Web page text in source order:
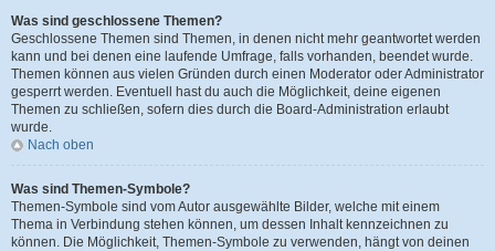
Was sind geschlossene Themen?
Geschlossene Themen sind Themen, in denen nicht mehr geantwortet werden
kann und bei denen eine laufende Umfrage, falls vorhanden, beendet wurde.
Themen können aus vielen Gründen durch einen Moderator oder Administrator
gesperrt werden. Eventuell hast du auch die Möglichkeit, deine eigenen
Themen zu schließen, sofern dies durch die Board-Administration erlaubt
wurde.
Nach oben
Was sind Themen-Symbole?
Themen-Symbole sind vom Autor ausgewählte Bilder, welche mit einem
Thema in Verbindung stehen können, um dessen Inhalt kennzeichnen zu
können. Die Möglichkeit, Themen-Symbole zu verwenden, hängt von deinen